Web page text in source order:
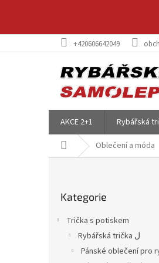
+420606642049
AKCE 2+1
Domů Oblečení a móda
kategorie
Kategorie
Trička s potiskem
Rybářská trička ل
Pánské oblečení pro